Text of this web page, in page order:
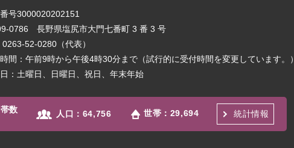
号3000020202151
0786 長野県塩尻市大門七番町 3 番 3 号
0263-52-0280（代表）
間：午前9時から午後4時30分まで（試行的に受付時間を変更しています。）
：土曜日、日曜日、祝日、年末年始
数 人口： 64,756 世帯： 29,694 統計情報